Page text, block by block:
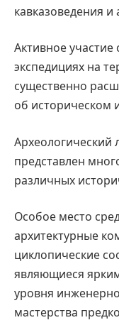
кавказоведения и
Активное участие
экспедициях на
существенно
об историческом
представлен
различных
Особое место
архитектурные
циклопические
являющиеся
уровня
мастерства